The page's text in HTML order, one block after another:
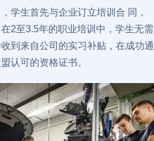
学生首先与企业订立培训合 同，
2至3.5年的职业培训中，学生无需
到来自公司的实习补贴，在成功通
认可的资格证书。